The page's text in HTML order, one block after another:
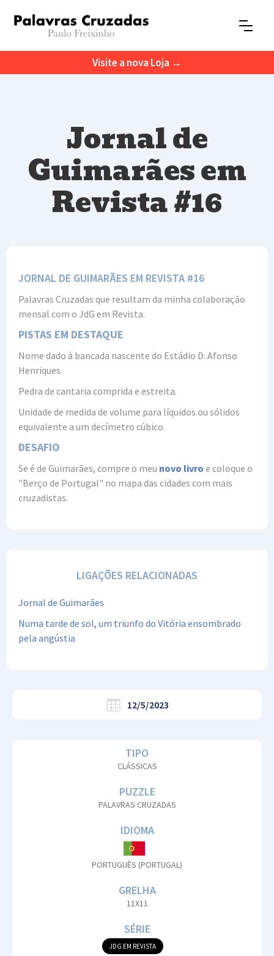
Visite a nova Loja →
Jornal de
Guimarães em
Revista #16
JORNAL DE GUIMARÃES EM REVISTA #16
Palavras Cruzadas que resultam da minha colaboração
mensal com o JdG em Revista.
PISTAS EM DESTAQUE
Nome dado à bancada nascente do Estádio D. Afonso
Henriques.
Pedra de cantaria comprida e estreita.
Unidade de medida de volume para líquidos ou sólidos
equivalente a um decímetro cúbico.
DESAFIO
Se é de Guimarães, compre o meu novo livro e coloque o
"Berço de Portugal" no mapa das cidades com mais
cruzadistas.
LIGAÇÕES RELACIONADAS
Jornal de Guimarães
Numa tarde de sol, um triunfo do Vitória ensombrado
pela angústia
12/5/2023
TIPO
CLÁSSICAS
PUZZLE
PALAVRAS CRUZADAS
IDIOMA
PORTUGUÊS (PORTUGAL)
GRELHA
11X11
SÉRIE
JDG EM REVISTA